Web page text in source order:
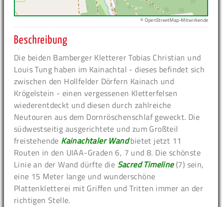
© OpenStreetMap-Mitwirkende
Beschreibung
Die beiden Bamberger Kletterer Tobias Christian und
Louis Tung haben im Kainachtal - dieses befindet sich
zwischen den Hollfelder Dörfern Kainach und
Krögelstein - einen vergessenen Kletterfelsen
wiederentdeckt und diesen durch zahlreiche
Neutouren aus dem Dornröschenschlaf geweckt. Die
südwestseitig ausgerichtete und zum Großteil
freistehende Kainachtaler Wandbietet jetzt 11
Routen in den UIAA-Graden 6, 7 und 8. Die schönste
Linie an der Wand dürfte die Sacred Timeline(7) sein,
eine 15 Meter lange und wunderschöne
Plattenkletterei mit Griffen und Tritten immer an der
richtigen Stelle.